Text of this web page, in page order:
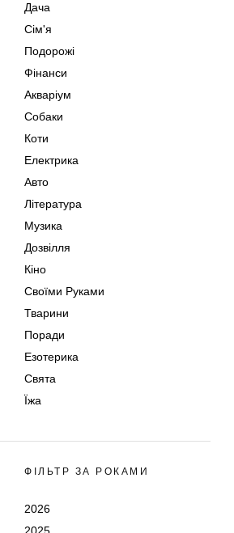
Дача
Сім'я
Подорожі
Фінанси
Акваріум
Собаки
Коти
Електрика
Авто
Література
Музика
Дозвілля
Кіно
Своїми Руками
Тварини
Поради
Езотерика
Свята
Їжа
ФІЛЬТР ЗА РОКАМИ
2026